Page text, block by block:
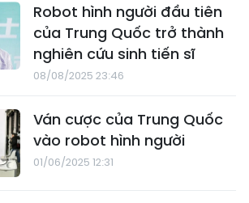
Robot hình người đầu tiên
của Trung Quốc trở thành
nghiên cứu sinh tiến sĩ
08/08/2025 23:46
Ván cược của Trung Quốc
vào robot hình người
01/06/2025 12:31